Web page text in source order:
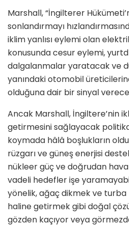
Marshall, “İngilterer
sonlandırmayı
iklim yanlısı eylemi olan
konusunda cesur eylemi,
dalgalanmalar yaratacak ve
yanındaki otomobil
olduğuna dair bir sinyal
Ancak Marshall, İngiltere’nin
getirmesini sağlayacak
koymada hâlâ boşlukların
rüzgarı ve güneş enerjisi
nükleer güç ve doğrudan
vadeli hedefler işe
yönelik, ağaç dikmek ve turba
haline getirmek gibi doğal
gözden kaçıyor veya